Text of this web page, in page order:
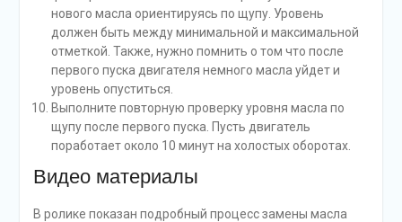
нового масла ориентируясь по щупу. Уровень
должен быть между минимальной и максимальной
отметкой. Также, нужно помнить о том что после
первого пуска двигателя немного масла уйдет и
уровень опуститься.
Выполните повторную проверку уровня масла по
щупу после первого пуска. Пусть двигатель
поработает около 10 минут на холостых оборотах.
Видео материалы
В ролике показан подробный процесс замены масла